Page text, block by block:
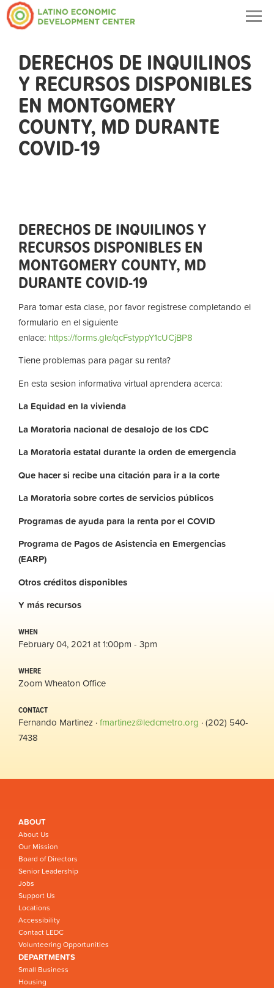
DERECHOS DE INQUILINOS
Y RECURSOS DISPONIBLES
EN MONTGOMERY
COUNTY, MD DURANTE
COVID-19
DERECHOS DE INQUILINOS Y
RECURSOS DISPONIBLES EN
MONTGOMERY COUNTY, MD
DURANTE COVID-19
Para tomar esta clase, por favor registrese completando el
formulario en el siguiente
enlace: https://forms.gle/qcFstyppY1cUCjBP8
Tiene problemas para pagar su renta?
En esta sesion informativa virtual aprendera acerca:
La Equidad en lavivienda
La Moratoria nacional de desalojo de los CDC
La Moratoriaestatal durante laorden deemergencia
Que hacer si recibe una citación para ir a la corte
La Moratoriasobrecortesdeservicios públicos
Programas de ayuda para la renta por el COVID
Programa de Pagos de Asistencia en Emergencias
(EARP)
Otroscréditosdisponibles
Y más recursos
WHEN
February 04, 2021 at 1:00pm - 3pm
WHERE
Zoom Wheaton Office
CONTACT
Fernando Martinez ·fmartinez@ledcmetro.org · (202) 540-
7438
ABOUT
About Us
Our Mission
Board of Directors
Senior Leadership
Jobs
Support Us
Locations
Accessibility
Contact LEDC
Volunteering Opportunities
DEPARTMENTS
Small Business
Housing